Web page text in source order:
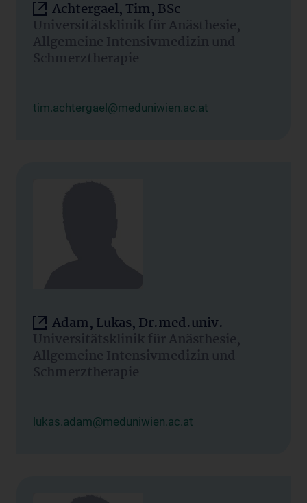
Achtergael, Tim, BSc
Universitätsklinik für Anästhesie,
Allgemeine Intensivmedizin und
Schmerztherapie
tim.achtergael@meduniwien.ac.at
Adam, Lukas, Dr.med.univ.
Universitätsklinik für Anästhesie,
Allgemeine Intensivmedizin und
Schmerztherapie
lukas.adam@meduniwien.ac.at